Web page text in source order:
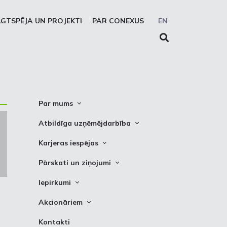
EN
UN PROJEKTI PAR CONEXUS
Par mums
Conexus vizītkarte
Akcionāru struktūra
Struktūra
Padome
Atbildīga uzņēmējdarbība
Cel trauksmi
Karjeras iespējas
Vakances
Pārskati un ziņojumi
Attīstības plāni
Iepirkumi
Iepirkumi
Akcionāriem
Informācija
Kontakti